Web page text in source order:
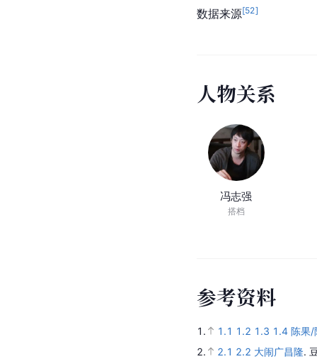
数据来源[52]
人物关系
冯志强
搭档
参考资料
1. 1.1 1.2 1.3 1.4 陈果/
2.
2.1 2.2 大闹广昌隆.